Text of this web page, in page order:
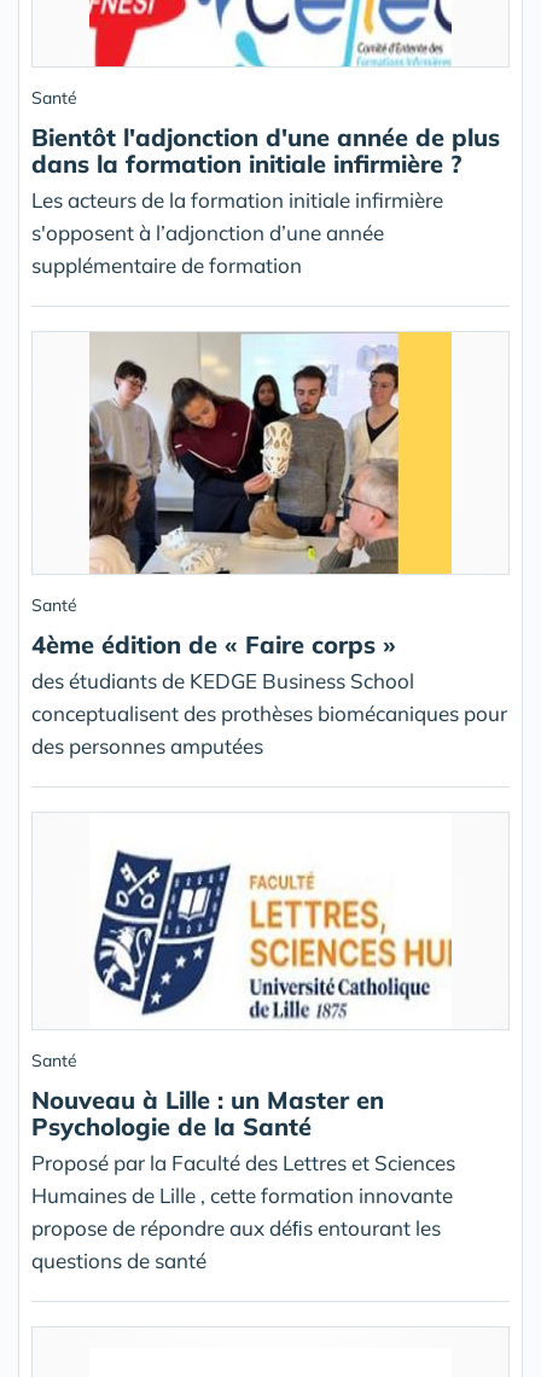
Santé
Bientôt l'adjonction d'une année de plus
dans la formation initiale infirmière ?
Les acteurs de la formation initiale infirmière
s'opposent à l’adjonction d’une année
supplémentaire de formation
Santé
4ème édition de « Faire corps »
des étudiants de KEDGE Business School
conceptualisent des prothèses biomécaniques pour
des personnes amputées
Santé
Nouveau à Lille : un Master en
Psychologie de la Santé
Proposé par la Faculté des Lettres et Sciences
Humaines de Lille , cette formation innovante
propose de répondre aux déﬁs entourant les
questions de santé